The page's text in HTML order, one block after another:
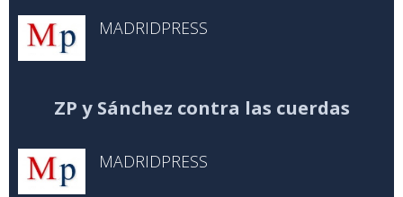
MADRIDPRESS
ZP y Sánchez contra las cuerdas
MADRIDPRESS